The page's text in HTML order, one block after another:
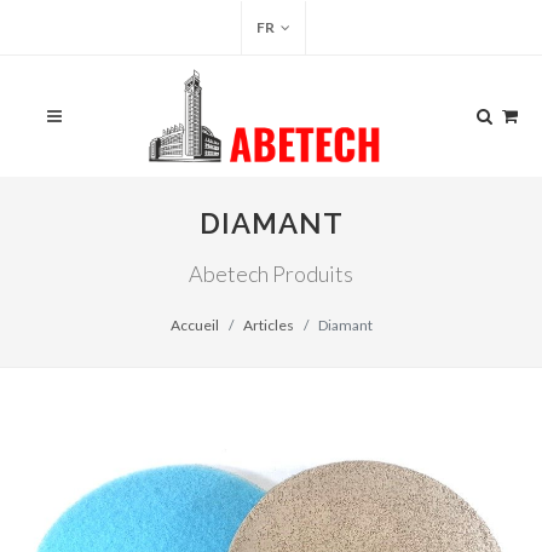
FR
DIAMANT
Abetech Produits
Accueil Articles Diamant